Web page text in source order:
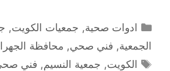
التصنيفات
ادوات صحية, جمعيات الكويت,
الجمعية, فني صحي, محافظة
الوسوم
الكويت, جمعية النسيم, فني